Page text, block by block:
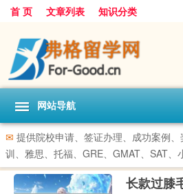
首 页 文章列表 知识分类
网站导航
✉ 提供院校申请、签证办理、成功案例
训、雅思、托福、GRE、GMAT、SAT、
长款过膝